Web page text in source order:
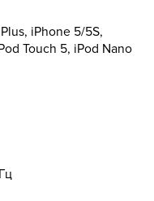
iPhone 5/5S,
Touch 5, iPod Nano